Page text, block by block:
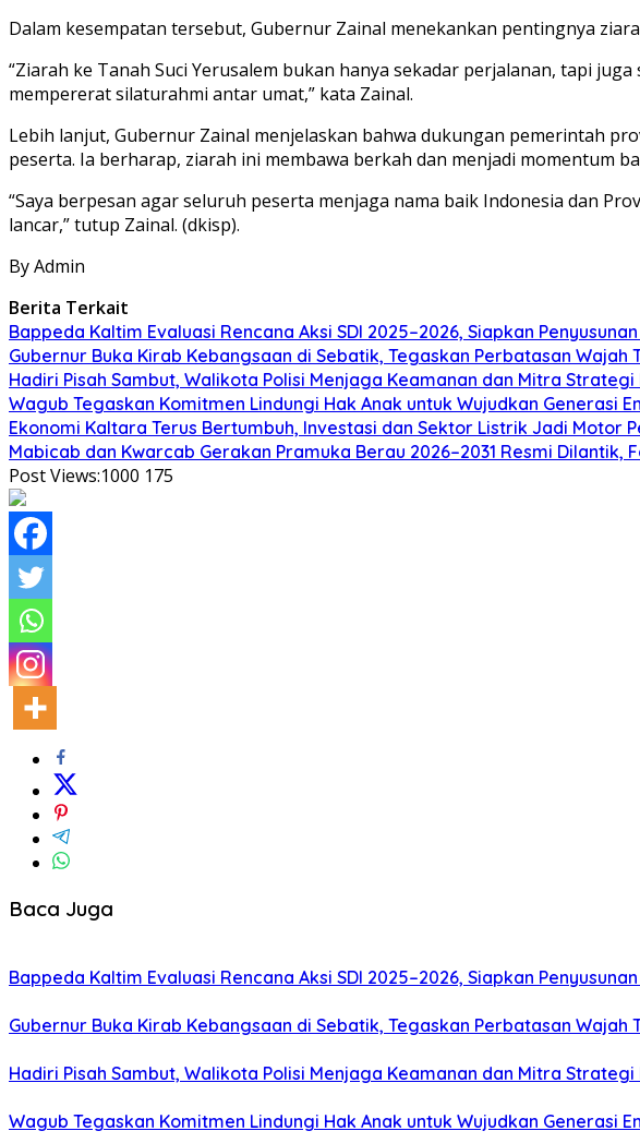
Dalam kesempatan tersebut, Gubernur Zainal menekankan pentingnya
“Ziarah ke Tanah Suci Yerusalem bukan hanya sekadar perjalanan, tapi
mempererat silaturahmi antar umat,” kata Zainal.
Lebih lanjut, Gubernur Zainal menjelaskan bahwa dukungan pemerintah
peserta. Ia berharap, ziarah ini membawa berkah dan menjadi momentum
“Saya berpesan agar seluruh peserta menjaga nama baik Indonesia dan
lancar,” tutup Zainal. (dkisp).
By Admin
Berita Terkait
Bappeda Kaltim Evaluasi Rencana Aksi SDI 2025–2026, Siapkan
Gubernur Buka Kirab Kebangsaan di Sebatik, Tegaskan Perbatasan Wajah
Hadiri Pisah Sambut, Walikota Polisi Menjaga Keamanan dan Mitra
Wagub Tegaskan Komitmen Lindungi Hak Anak untuk Wujudkan Generasi
Ekonomi Kaltara Terus Bertumbuh, Investasi dan Sektor Listrik Jadi Motor
Mabicab dan Kwarcab Gerakan Pramuka Berau 2026–2031 Resmi Dilantik,
Post Views:1000 175
Baca Juga
Bappeda Kaltim Evaluasi Rencana Aksi SDI 2025–2026, Siapkan
Gubernur Buka Kirab Kebangsaan di Sebatik, Tegaskan Perbatasan Wajah
Hadiri Pisah Sambut, Walikota Polisi Menjaga Keamanan dan Mitra
Wagub Tegaskan Komitmen Lindungi Hak Anak untuk Wujudkan Generasi